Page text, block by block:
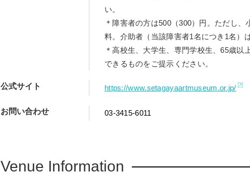
い。
＊障害者の方は500（300）円。ただし
料。介助者（当該障害者1名につき1名）
＊高校生、大学生、専門学校生、65歳以
できるものをご提示ください。
公式サイト https://www.setagayaartmuseum.or.jp/
お問い合わせ 03-3415-6011
Venue Information